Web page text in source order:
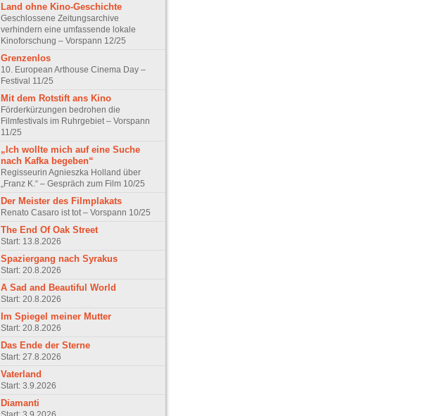
Land ohne Kino-Geschichte
Geschlossene Zeitungsarchive
verhindern eine umfassende lokale
Kinoforschung – Vorspann 12/25
Grenzenlos
10. European Arthouse Cinema Day –
Festival 11/25
Mit dem Rotstift ans Kino
Förderkürzungen bedrohen die
Filmfestivals im Ruhrgebiet – Vorspann
11/25
„Ich wollte mich auf eine Suche
nach Kafka begeben“
Regisseurin Agnieszka Holland über
„Franz K.“ – Gespräch zum Film 10/25
Der Meister des Filmplakats
Renato Casaro ist tot – Vorspann 10/25
The End Of Oak Street
Start: 13.8.2026
Spaziergang nach Syrakus
Start: 20.8.2026
A Sad and Beautiful World
Start: 20.8.2026
Im Spiegel meiner Mutter
Start: 20.8.2026
Das Ende der Sterne
Start: 27.8.2026
Vaterland
Start: 3.9.2026
Diamanti